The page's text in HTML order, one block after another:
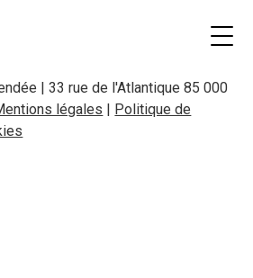
| 33 rue de l'Atlantique 85 000
légales | Politique de